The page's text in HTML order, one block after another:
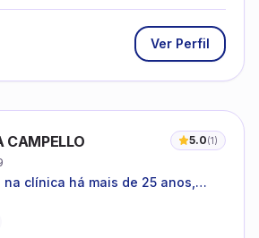
Ver Perfil
CAMPELLO 5.0(1)
na clínica há mais de 25 anos,
com experiência em